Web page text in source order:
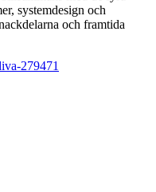
systemdesign och
och framtida
279471